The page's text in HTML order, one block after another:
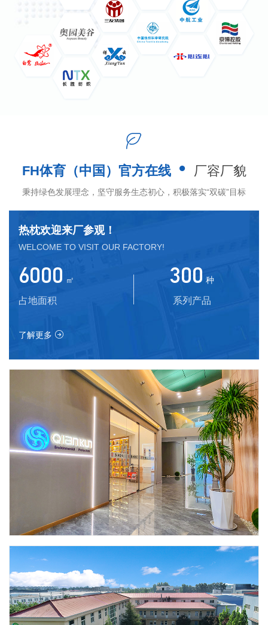
吸泥机，各种推流搅拌器，潜水搅拌式曝气机，
推流搅拌式曝气机，MBR一体化设备，粗细格
栅，生物滤池，消毒设备，臭氧设备，各种过滤
设备，加药装置，厌氧塔，芬顿塔，螺旋输送设
备，挤浆设备，制浆造纸等非标加工设备）。
企业”、“国家科技型中小企业”、河南省“专精特
新”中小企业、环保专业承包贰级资质、市政公用
工程承包贰级资质证书，并且通过了ISO9001、
ISO14001和ISO45001认证、知识产权贯标认证、
中国贸促会出口商品品牌认证、CGS欧盟CE安全
合格证书、俄罗斯EAC认证证书以及TUV德国莱
茵公司认证，2020年FH体育（中国）官方在线荣
获抗击新冠疫情全国先进民营企业，2021年被认
工业FH体育产业技术创新战略联盟。2023年成立
河南省机械工程学会会企工作站；2024年荣获中
国民营科技发展贡献奖、成立河南省博士后创新
实践基地。
“不忘初心，砥砺前行”在新时代的召唤下，我
们牢记习总书记“绿水青山就是金山银山”的重要
指示，为环境保护和低碳经济做出努力，朝着“具
有国际竞争力的多元化产业集团”和“打造基业长
青的百年企业”的宏伟愿景奋力前行。
民族复兴中国梦，生态文明新时代，历史赋
予我们新的使命，FH体育（中国）官方在线将审
时度势、凝心聚力，不断提升公司综合实力，为
保护人类绿色家园做出贡献。
Introduction to Qiankun Environmental
Protection Co., Ltd.
FH体育（中国）官方在线 厂容厂貌
秉持绿色发展理念，坚守服务生态初心，积极落实“双碳”目标
热枕欢迎来厂参观！
WELCOME TO VISIT OUR FACTORY!
6000 ㎡
占地面积
300 种
系列产品
了解更多